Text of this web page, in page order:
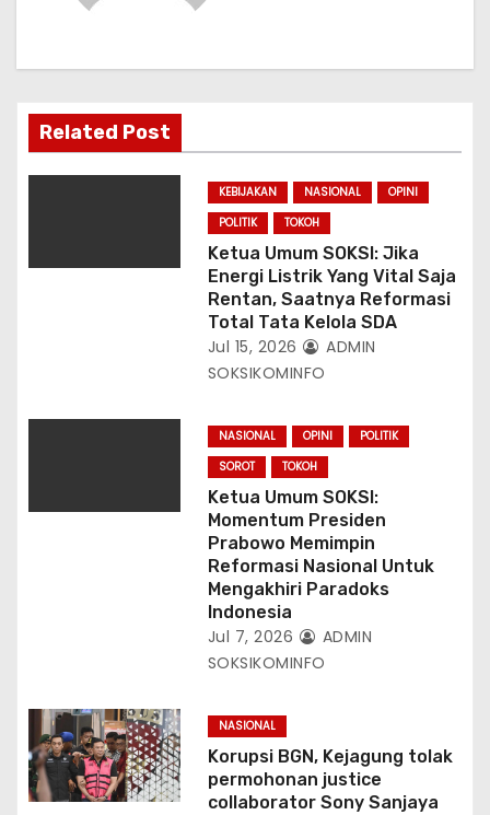
s
Related Post
KEBIJAKAN NASIONAL
OPINI
POLITIK
TOKOH
Ketua Umum SOKSI: Jika
Energi Listrik Yang Vital Saja
Rentan, Saatnya Reformasi
Total Tata Kelola SDA
Jul 15, 2026
ADMIN
SOKSIKOMINFO
NASIONAL OPINI
POLITIK
SOROT
TOKOH
Ketua Umum SOKSI:
Momentum Presiden
Prabowo Memimpin
Reformasi Nasional Untuk
Mengakhiri Paradoks
Indonesia
Jul 7, 2026
ADMIN
SOKSIKOMINFO
NASIONAL
Korupsi BGN, Kejagung tolak
permohonan justice
collaborator Sony Sanjaya